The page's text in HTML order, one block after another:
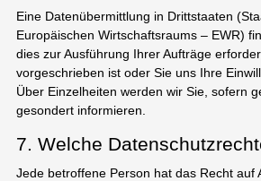
Eine Datenübermittlung in Drittstaaten
Europäischen Wirtschaftsraums – EWR)
dies zur Ausführung Ihrer Aufträge
vorgeschrieben ist oder Sie uns Ihre
Über Einzelheiten werden wir Sie, sofern
gesondert informieren.
7. Welche
Jede betroffene Person hat das Recht auf